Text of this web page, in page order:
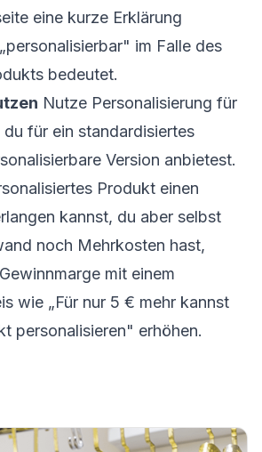
eine kurze Erklärung
im Falle des
bedeutet.
Nutze Personalisierung für
für ein standardisiertes
Version anbietest.
Produkt einen
kannst, du aber selbst
noch Mehrkosten hast,
mit einem
wie „Für nur 5 € mehr kannst
personalisieren" erhöhen.